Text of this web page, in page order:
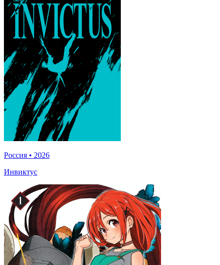
Россия • 2026
Инвиктус